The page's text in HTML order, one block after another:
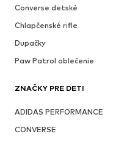
Converse detské
Chlapčenské rifle
Dupačky
Paw Patrol oblečenie
ZNAČKY PRE DETI
ADIDAS PERFORMANCE
CONVERSE